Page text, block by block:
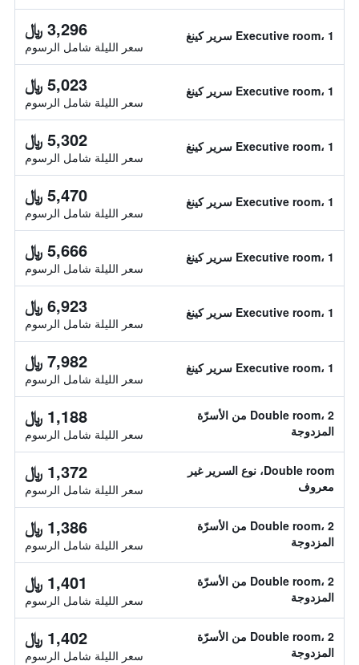
Executive room، 1 سرير كينغ 3,296 ﷼
سعر الليلة شامل الرسوم
Executive room، 1 سرير كينغ 5,023 ﷼
سعر الليلة شامل الرسوم
Executive room، 1 سرير كينغ 5,302 ﷼
سعر الليلة شامل الرسوم
Executive room، 1 سرير كينغ 5,470 ﷼
سعر الليلة شامل الرسوم
Executive room، 1 سرير كينغ 5,666 ﷼
سعر الليلة شامل الرسوم
Executive room، 1 سرير كينغ 6,923 ﷼
سعر الليلة شامل الرسوم
Executive room، 1 سرير كينغ 7,982 ﷼
سعر الليلة شامل الرسوم
Double room، 2 من الأسرّة
المزدوجة
1,188 ﷼
سعر الليلة شامل الرسوم
Double room، نوع السرير غير
معروف
1,372 ﷼
سعر الليلة شامل الرسوم
Double room، 2 من الأسرّة
المزدوجة
1,386 ﷼
سعر الليلة شامل الرسوم
Double room، 2 من الأسرّة
المزدوجة
1,401 ﷼
سعر الليلة شامل الرسوم
Double room، 2 من الأسرّة
المزدوجة
1,402 ﷼
سعر الليلة شامل الرسوم